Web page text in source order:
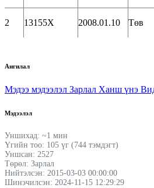
2 13155X 2008.01.10 Төв
Ангилал
Мэдээ мэдээлэл Зарлал Ханш үнэ
Мэдээлэл
Уншихад: ~1 мин
Үгийн тоо: 105 үг (744 тэмдэгт)
Уншсан: 2527
Төрөл: Зарлал
Нийтэлсэн: 2015-03-03 00:00:00
Шинэчилсэн: 2024-11-15 12:29:29